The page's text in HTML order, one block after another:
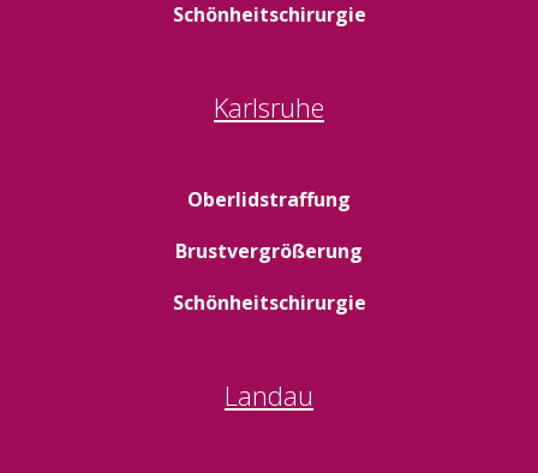
Schönheitschirurgie
Karlsruhe
Oberlidstraffung
Brustvergrößerung
Schönheitschirurgie
Landau